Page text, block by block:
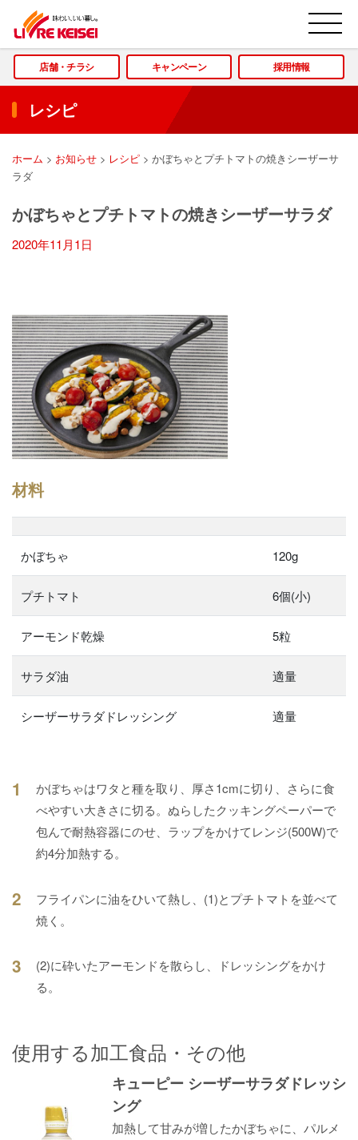
店舗・チラシ キャンペーン 採用情報
レシピ
ホーム > お知らせ > レシピ > かぼちゃとプチトマトの焼きシーザーサ
ラダ
かぼちゃとプチトマトの焼きシーザーサラダ
2020年11月1日
材料
かぼちゃ 120g
プチトマト 6個(小)
アーモンド乾燥 5粒
サラダ油 適量
シーザーサラダドレッシング 適量
1
かぼちゃはワタと種を取り、厚さ1cmに切り、さらに食
べやすい大きさに切る。ぬらしたクッキングペーパーで
包んで耐熱容器にのせ、ラップをかけてレンジ(500W)で
約4分加熱する。
2
フライパンに油をひいて熱し、(1)とプチトマトを並べて
焼く。
3
(2)に砕いたアーモンドを散らし、ドレッシングをかけ
る。
使用する加工食品・その他
キューピー シーザーサラダドレッシ
ング
加熱して甘みが増したかぼちゃに、パルメ